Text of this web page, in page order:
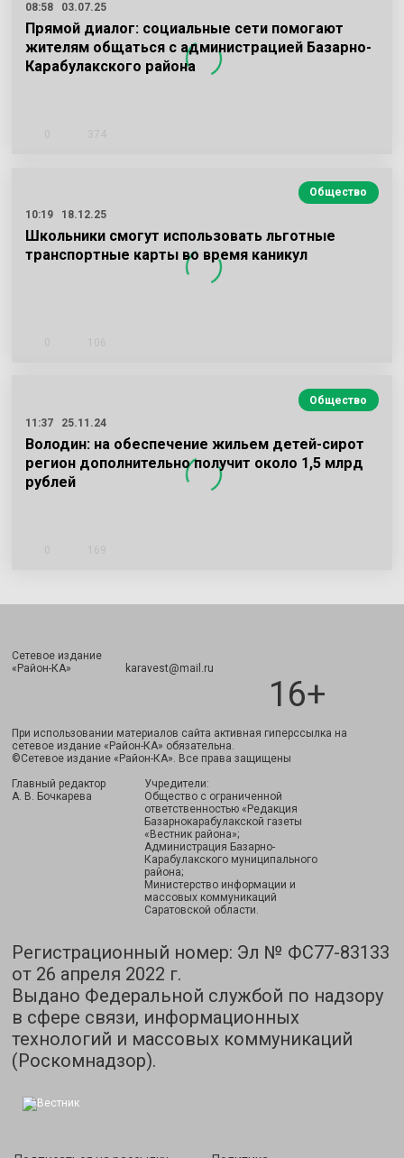
08:58
03.07.25
Прямой диалог: социальные сети помогают
жителям общаться с администрацией Базарно-
Карабулакского района
Общество
10:19
18.12.25
Школьники смогут использовать льготные
транспортные карты во время каникул
Общество
11:37
25.11.24
Володин: на обеспечение жильем детей-сирот
регион дополнительно получит около 1,5 млрд
рублей
Сетевое издание
«Район-КА» karavest@mail.ru
16+
При использовании материалов сайта активная гиперссылка на
сетевое издание «Район-КА» обязательна.
©Сетевое издание «Район-КА». Все права защищены
Главный редактор
А. В. Бочкарева
Учредители:
Общество с ограниченной
ответственностью «Редакция
Базарнокарабулакской газеты
«Вестник района»;
Администрация Базарно-
Карабулакского муниципального
района;
Министерство информации и
массовых коммуникаций
Саратовской области.
Регистрационный номер: Эл № ФС77-83133
от 26 апреля 2022 г.
Выдано Федеральной службой по надзору
в сфере связи, информационных
технологий и массовых коммуникаций
(Роскомнадзор).
Подписаться